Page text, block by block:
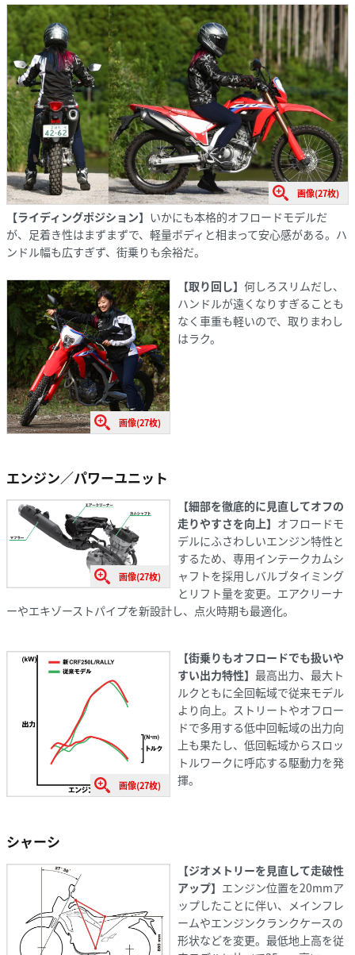
画像(27枚)
【ライディングポジション】 いかにも本格的オフロードモデルだ
が、足着き性はまずまずで、軽量ボディと相まって安心感がある。ハ
ンドル幅も広すぎず、街乗りも余裕だ。
画像(27枚)
【取り回し】 何しろスリムだし、
ハンドルが遠くなりすぎることも
なく車重も軽いので、取りまわし
はラク。
エンジン／パワーユニット
画像(27枚)
【細部を徹底的に見直してオフの
走りやすさを向上】 オフロードモ
デルにふさわしいエンジン特性と
するため、専用インテークカムシ
ャフトを採用しバルブタイミング
とリフト量を変更。エアクリーナ
ーやエキゾーストパイプを新設計し、点火時期も最適化。
画像(27枚)
【街乗りもオフロードでも扱いや
すい出力特性】 最高出力、最大ト
ルクともに全回転域で従来モデル
より向上。ストリートやオフロー
ドで多用する低中回転域の出力向
上も果たし、低回転域からスロッ
トルワークに呼応する駆動力を発
揮。
シャーシ
【ジオメトリーを見直して走破性
アップ】 エンジン位置を20mmア
ップしたことに伴い、メインフレ
ームやエンジンクランクケースの
形状などを変更。最低地上高を従